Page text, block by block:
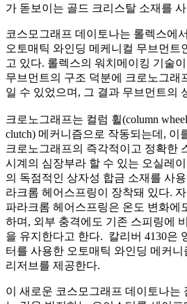
가 돋보이는 골드 크리스탈 소재를
코스모그래프 데이토나는 롤렉스에
오토매틱 와인딩 메케니컬 무브먼트
고 있다. 롤렉스의 워치메이킹 기술
무브먼트의 구조 덕분에 크로노그래
일 수 있었으며, 그 결과 무브먼트의
크로노그래프는 컬럼 휠(column
clutch) 메커니즘으로 작동되는데, 이
크로노그래프의 즉각적이고 정확한
시계의 심장부라 할 수 있는 오실레
의 독점적인 상자성 합금 소재를 사
라크롬 헤어스프링이 장착돼 있다.
파라크롬 헤어스프링은 온도 변화에
하며, 외부 충격에도 기존 스피링에
을 유지한다고 한다. 칼리버 4130은
터를 사용한 오토매틱 와인딩 메커니
리저브를 제공한다.
이 새로운 코스모그래프 데이토나는